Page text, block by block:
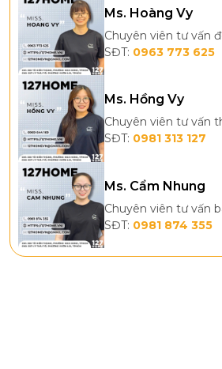
Ms. Hoàng Vy
Chuyên viên tư vấn
SĐT: 0963 773 625
Ms. Hồng Vy
Chuyên viên tư vấn
SĐT: 0981 313 127
Ms. Cẩm Nhung
Chuyên viên tư vấn
SĐT: 0981 874 355